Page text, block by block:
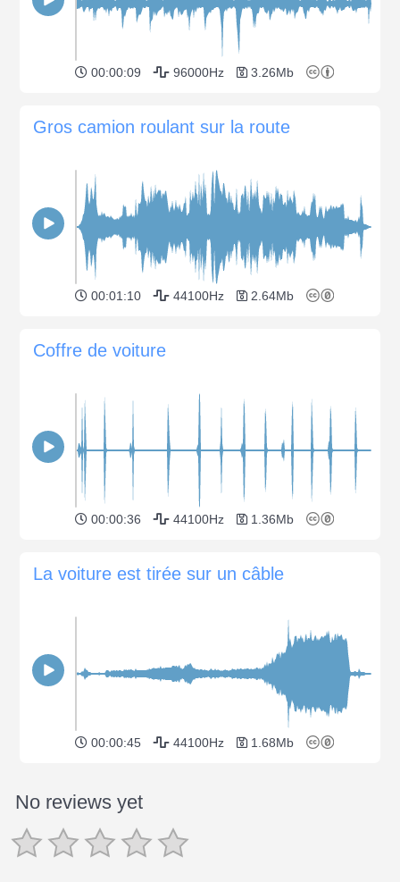
00:00:09 96000Hz 3.26Mb
Gros camion roulant sur la route
00:01:10 44100Hz 2.64Mb
Coffre de voiture
00:00:36 44100Hz 1.36Mb
La voiture est tirée sur un câble
00:00:45 44100Hz 1.68Mb
No reviews yet